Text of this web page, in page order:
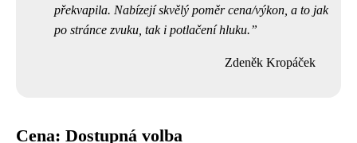
překvapila. Nabízejí skvělý poměr cena/výkon, a to jak
po stránce zvuku, tak i potlačení hluku.
Zdeněk Kropáček
Cena: Dostupná volba